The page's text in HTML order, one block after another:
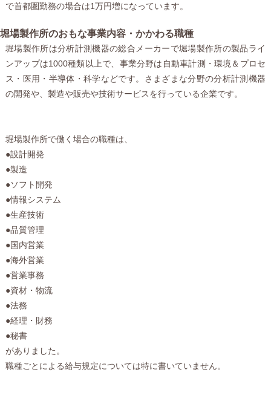
で首都圏勤務の場合は1万円増になっています。
堀場製作所のおもな事業内容・かかわる職種
堀場製作所は分析計測機器の総合メーカーで堀場製作所の製品ライ
ンアップは1000種類以上で、事業分野は自動車計測・環境＆プロセ
ス・医用・半導体・科学などです。さまざまな分野の分析計測機器
の開発や、製造や販売や技術サービスを行っている企業です。
堀場製作所で働く場合の職種は、
●設計開発
●製造
●ソフト開発
●情報システム
●生産技術
●品質管理
●国内営業
●海外営業
●営業事務
●資材・物流
●法務
●経理・財務
●秘書
がありました。
職種ごとによる給与規定については特に書いていません。